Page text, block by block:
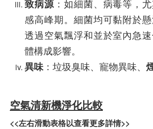
致病源 ：如細菌、病毒等，
感高峰期。細菌均可黏附於懸
透過空氣飄浮和並於室內急
體構成影響。
異味 ：垃圾臭味、寵物異味、
空氣清新機淨化比較
<<左右滑動表格以查看更多詳情>>